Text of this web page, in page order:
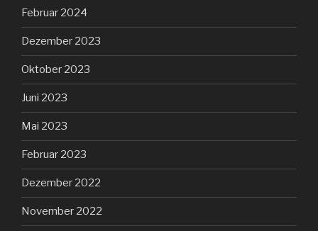
Februar 2024
Dezember 2023
Oktober 2023
Juni 2023
Mai 2023
Februar 2023
Dezember 2022
November 2022